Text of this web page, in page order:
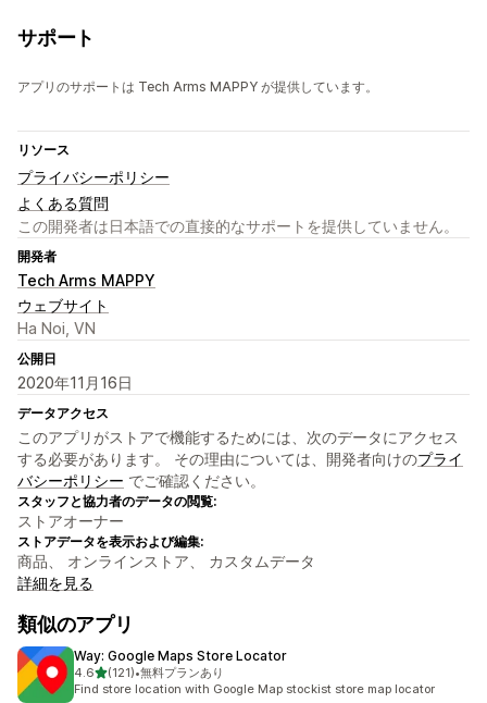
サポート
アプリのサポートは Tech Arms MAPPY が提供しています。
リソース
プライバシーポリシー
よくある質問
この開発者は日本語での直接的なサポートを提供していません。
開発者
Tech Arms MAPPY
ウェブサイト
Ha Noi, VN
公開日
2020年11月16日
データアクセス
このアプリがストアで機能するためには、次のデータにアクセス
する必要があります。 その理由については、開発者向けのプライ
バシーポリシー でご確認ください。
スタッフと協力者のデータの閲覧:
ストアオーナー
ストアデータを表示および編集:
商品、 オンラインストア、 カスタムデータ
詳細を見る
類似のアプリ
Way: Google Maps Store Locator
4.65つ星中
(121)
合計レビュー数：121件
•無料プランあり
Find store location with Google Map stockist store map locator